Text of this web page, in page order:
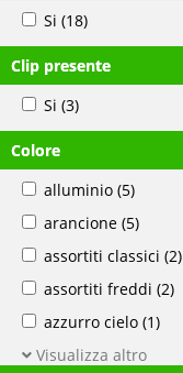
Si (18)
Clip presente
Si (3)
Colore
alluminio (5)
arancione (5)
assortiti classici (2)
assortiti freddi (2)
azzurro cielo (1)
Visualizza altro